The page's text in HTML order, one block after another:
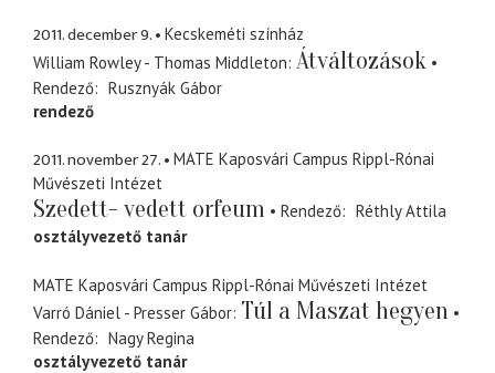
2011. december 9.
Kecskeméti színház
William Rowley - Thomas Middleton Átváltozások
Rendező
Rusznyák Gábor
rendező
2011. november 27.
MATE Kaposvári Campus Rippl-Rónai
Művészeti Intézet
Szedett- vedett orfeum Rendező
Réthly Attila
osztályvezető tanár
MATE Kaposvári Campus Rippl-Rónai Művészeti Intézet
Varró Dániel - Presser Gábor Túl a Maszat hegyen
Rendező
Nagy Regina
osztályvezető tanár